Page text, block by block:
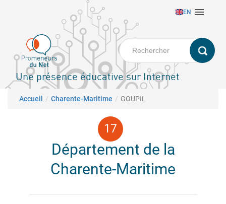
principal
EN 
Une présence éducative sur Internet
Fil d'Ariane
Accueil Charente-Maritime GOUPIL
Département de la
Charente-Maritime